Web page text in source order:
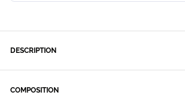
DESCRIPTION
COMPOSITION